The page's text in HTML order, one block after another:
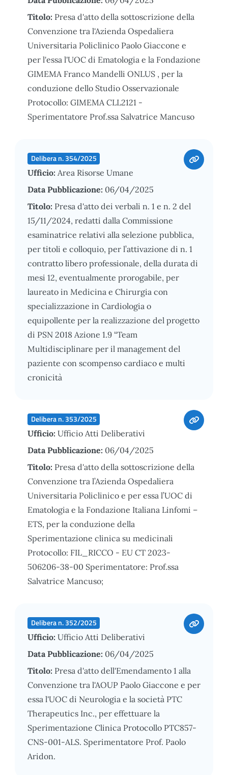
Titolo: Presa d'atto della sottoscrizione della
Convenzione tra l'Azienda Ospedaliera
Universitaria Policlinico Paolo Giaccone e
per l'essa l'UOC di Ematologia e la Fondazione
GIMEMA Franco Mandelli ONLUS , per la
conduzione dello Studio Osservazionale
Protocollo: GIMEMA CLL2121 -
Sperimentatore Prof.ssa Salvatrice Mancuso
Delibera n. 354/2025
Ufficio: Area Risorse Umane
Data Pubblicazione: 06/04/2025
Titolo: Presa d'atto dei verbali n. 1 e n. 2 del
15/11/2024, redatti dalla Commissione
esaminatrice relativi alla selezione pubblica,
per titoli e colloquio, per l’attivazione di n. 1
contratto libero professionale, della durata di
mesi 12, eventualmente prorogabile, per
laureato in Medicina e Chirurgia con
specializzazione in Cardiologia o
equipollente per la realizzazione del progetto
di PSN 2018 Azione 1.9 “Team
Multidisciplinare per il management del
paziente con scompenso cardiaco e multi
cronicità
Delibera n. 353/2025
Ufficio: Ufficio Atti Deliberativi
Data Pubblicazione: 06/04/2025
Titolo: Presa d'atto della sottoscrizione della
Convenzione tra l’Azienda Ospedaliera
Universitaria Policlinico e per essa l’UOC di
Ematologia e la Fondazione Italiana Linfomi –
ETS, per la conduzione della
Sperimentazione clinica su medicinali
Protocollo: FIL_RICCO - EU CT 2023-
506206-38-00 Sperimentatore: Prof.ssa
Salvatrice Mancuso;
Delibera n. 352/2025
Ufficio: Ufficio Atti Deliberativi
Data Pubblicazione: 06/04/2025
Titolo: Presa d'atto dell'Emendamento 1 alla
Convenzione tra l'AOUP Paolo Giaccone e per
essa l'UOC di Neurologia e la società PTC
Therapeutics Inc., per effettuare la
Sperimentazione Clinica Protocollo PTC857-
CNS-001-ALS. Sperimentatore Prof. Paolo
Aridon.